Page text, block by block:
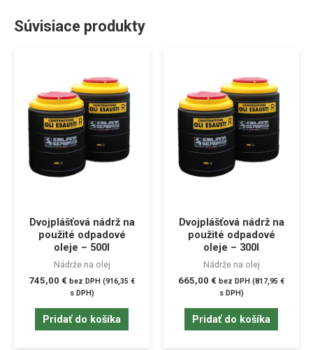
Súvisiace produkty
Dvojplášťová nádrž na
použité odpadové
oleje – 500l
Nádrže na olej
745,00 € bez DPH (916,35 €
s DPH)
Pridať do košíka
Dvojplášťová nádrž na
použité odpadové
oleje – 300l
Nádrže na olej
665,00 € bez DPH (817,95 €
s DPH)
Pridať do košíka